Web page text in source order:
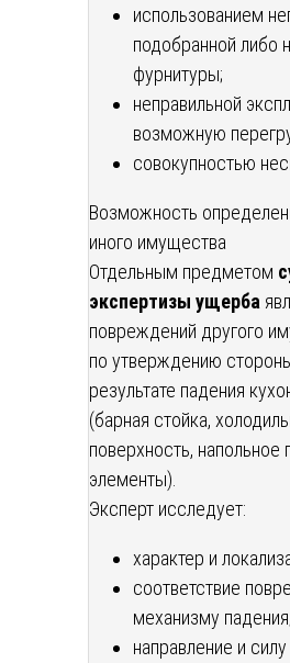
использованием
подобранной либо
фурнитуры;
неправильной
возможную
совокупностью
Возможность
иного имущества
Отдельным предметом
экспертизы ущерба
повреждений другого
по утверждению
результате падения
(барная стойка,
поверхность, напольное
элементы).
Эксперт исследует:
характер и
соответствие
механизму падения;
направление и